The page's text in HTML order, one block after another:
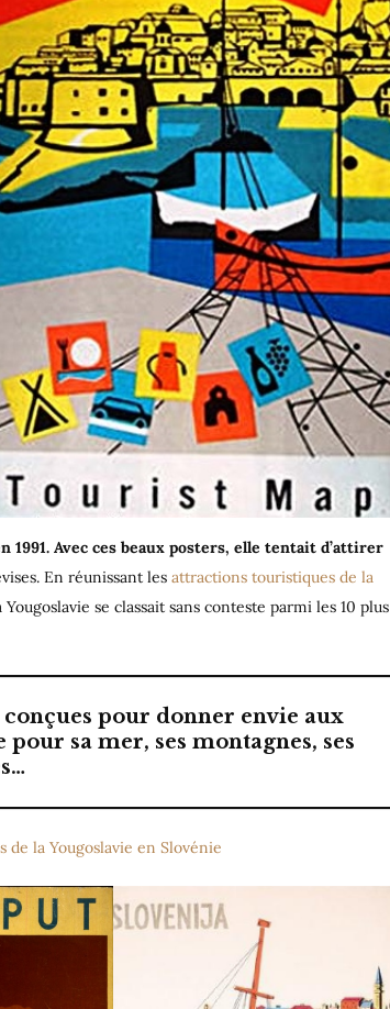
1991. Avec ces beaux posters, elle tentait d’attirer
En réunissant les attractions touristiques de la
se classait sans conteste parmi les 10 plus
pour donner envie aux
sa mer, ses montagnes, ses
de la Yougoslavie en Slovénie